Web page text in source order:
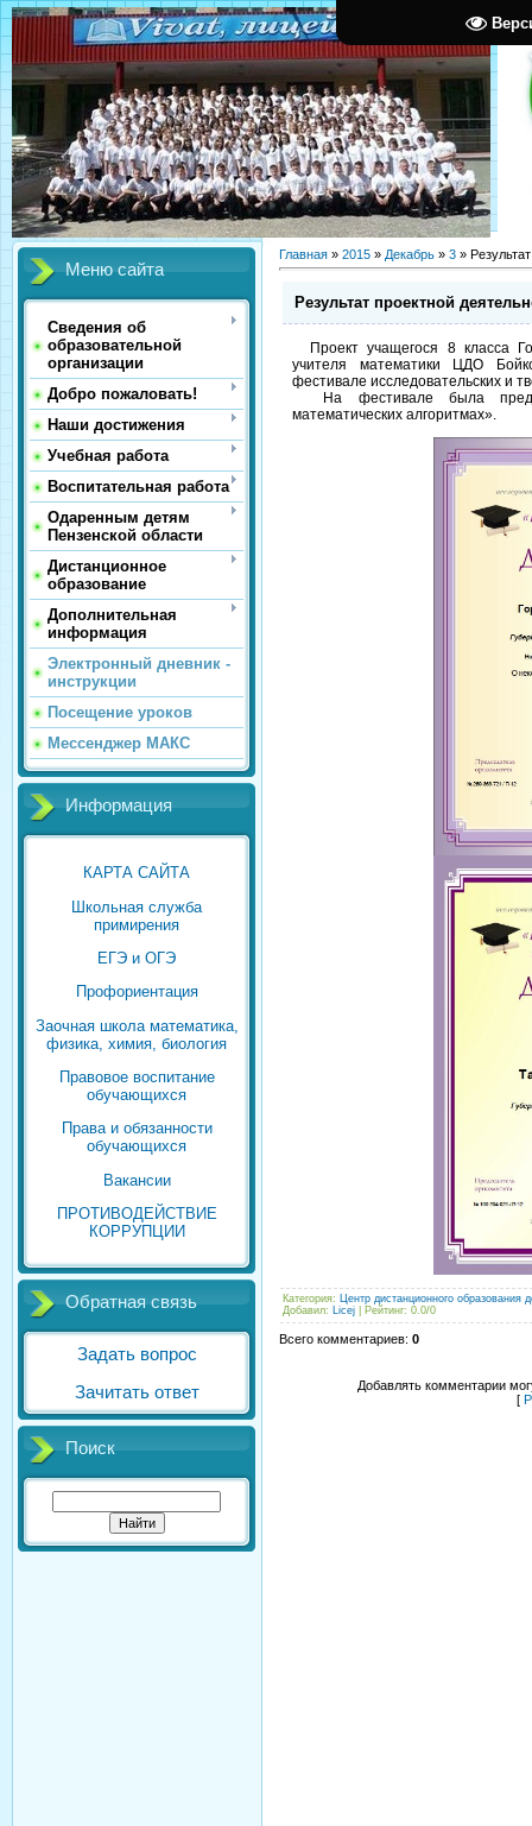
Меню сайта
Сведения об
образовательной
организации
Добро пожаловать!
Наши достижения
Учебная работа
Воспитательная работа
Одаренным детям
Пензенской области
Дистанционное
образование
Дополнительная
информация
Электронный дневник -
инструкции
Посещение уроков
Мессенджер МАКС
Информация
КАРТА САЙТА
Школьная служба
примирения
ЕГЭ и ОГЭ
Профориентация
Заочная школа математика,
физика, химия, биология
Правовое воспитание
обучающихся
Права и обязанности
обучающихся
Вакансии
ПРОТИВОДЕЙСТВИЕ
КОРРУПЦИИ
Обратная связь
Задать вопрос
Зачитать ответ
Поиск
Главная » 2015 » Декабрь » 3 »
Результат проектной
Проект учащегося 8 класса
учителя математики ЦДО
фестивале исследовательских и
На фестивале была
математических алгоритмах».
Категория:
Центр дистанционного образования
Добавил: Licej Рейтинг: 0.0/0
Всего комментариев: 0
Добавлять комментарии
[